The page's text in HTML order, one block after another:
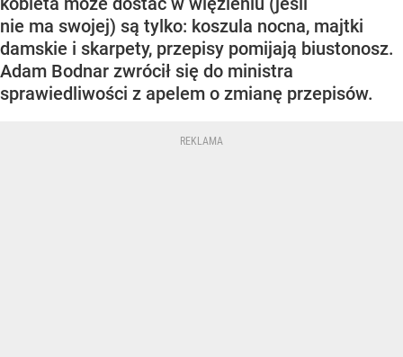
nie ma swojej) są tylko: koszula nocna, majtki
damskie i skarpety, przepisy pomijają biustonosz.
Adam Bodnar zwrócił się do ministra
sprawiedliwości z apelem o zmianę przepisów.